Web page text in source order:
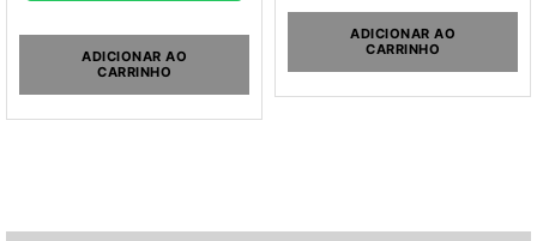
ADICIONAR AO
CARRINHO
ADICIONAR AO
CARRINHO